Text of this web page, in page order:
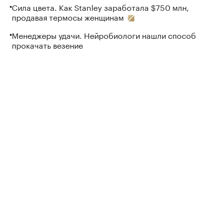
Сила цвета. Как Stanley заработала $750 млн,
продавая термосы женщинам
Менеджеры удачи. Нейробиологи нашли способ
прокачать везение